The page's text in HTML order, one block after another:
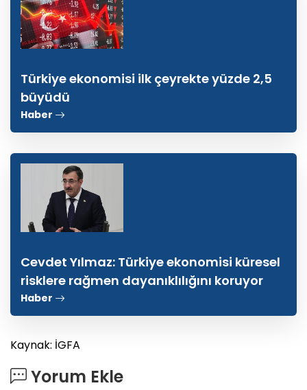
Türkiye ekonomisi ilk çeyrekte yüzde 2,5
büyüdü
Haber
Cevdet Yılmaz: Türkiye ekonomisi küresel
risklere rağmen dayanıklılığını koruyor
Haber
Kaynak: İGFA
Yorum Ekle